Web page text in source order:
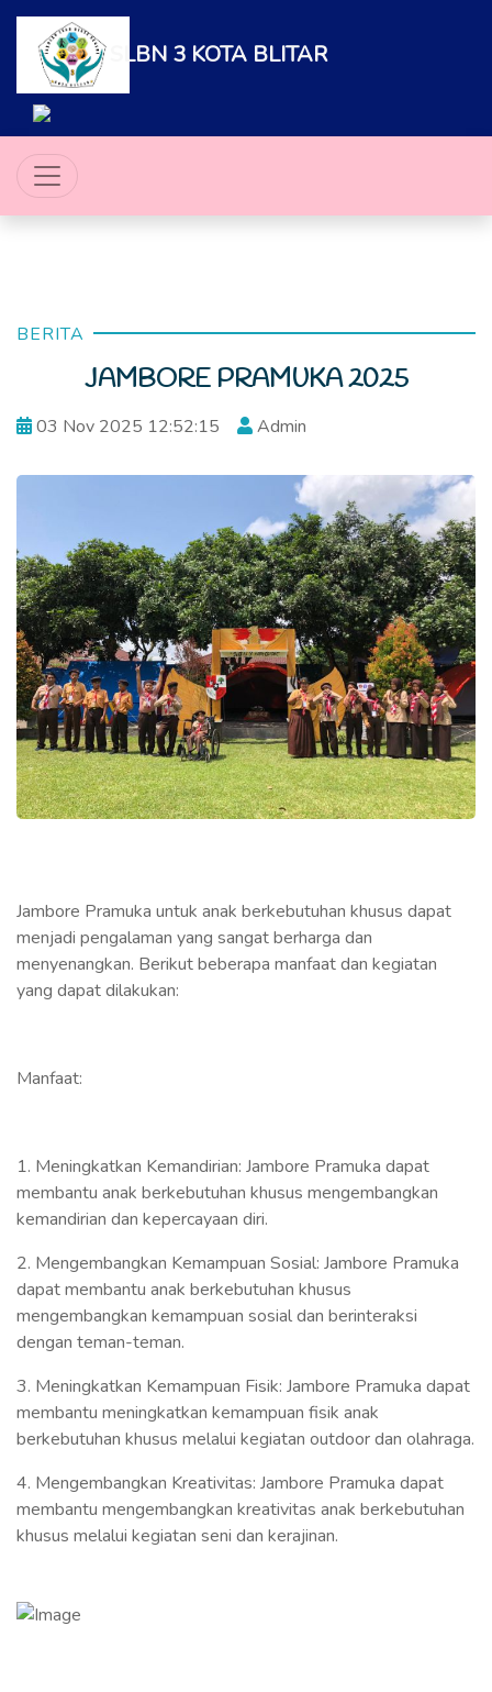
SLBN 3 KOTA BLITAR
BERITA
JAMBORE PRAMUKA 2025
03 Nov 2025 12:52:15 Admin
Jambore Pramuka untuk anak berkebutuhan khusus dapat
menjadi pengalaman yang sangat berharga dan
menyenangkan. Berikut beberapa manfaat dan kegiatan
yang dapat dilakukan:
Manfaat:
1. Meningkatkan Kemandirian: Jambore Pramuka dapat
membantu anak berkebutuhan khusus mengembangkan
kemandirian dan kepercayaan diri.
2. Mengembangkan Kemampuan Sosial: Jambore Pramuka
dapat membantu anak berkebutuhan khusus
mengembangkan kemampuan sosial dan berinteraksi
dengan teman-teman.
3. Meningkatkan Kemampuan Fisik: Jambore Pramuka dapat
membantu meningkatkan kemampuan fisik anak
berkebutuhan khusus melalui kegiatan outdoor dan olahraga.
4. Mengembangkan Kreativitas: Jambore Pramuka dapat
membantu mengembangkan kreativitas anak berkebutuhan
khusus melalui kegiatan seni dan kerajinan.